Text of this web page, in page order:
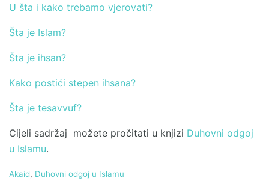
U šta i kako trebamo vjerovati?
Šta je Islam?
Šta je ihsan?
Kako postići stepen ihsana?
Šta je tesavvuf?
Cijeli sadržaj možete pročitati u knjizi Duhovni odgoj
u Islamu.
C
Akaid, Duhovni odgoj u Islamu